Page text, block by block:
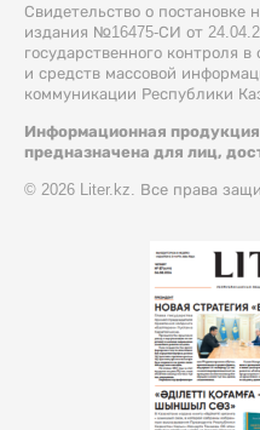
Свидетельство о постановке
издания №16475-СИ от
государственного контроля
и средств массовой
коммуникации Республики
Информационная продукция
предназначена для лиц,
© 2026 Liter.kz. Все права